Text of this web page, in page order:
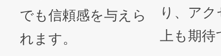
でも信頼感を与えら
れます。
り、ア
上も期